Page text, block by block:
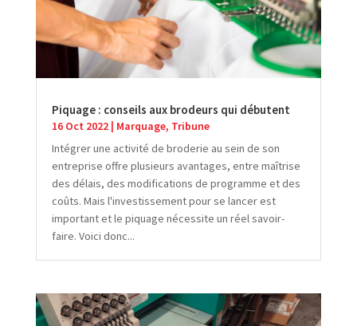
Piquage : conseils aux brodeurs qui débutent
16 Oct 2022| Marquage, Tribune
Intégrer une activité de broderie au sein de son
entreprise offre plusieurs avantages, entre maîtrise
des délais, des modifications de programme et des
coûts. Mais l'investissement pour se lancer est
important et le piquage nécessite un réel savoir-
faire. Voici donc...